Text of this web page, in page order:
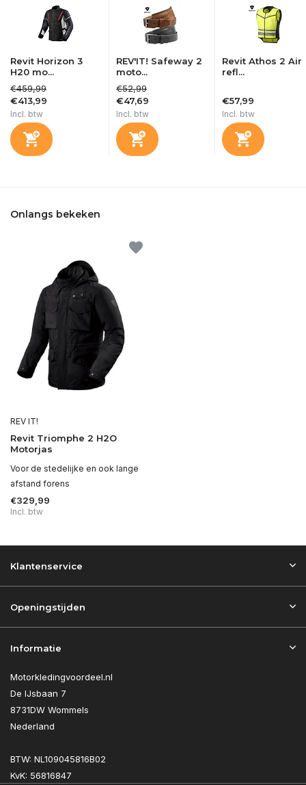
Revit Horizon 3
H20 mo...
€459,99
€413,99
Incl. btw
REV'IT! Safeway 2
moto...
€52,99
€47,69
Incl. btw
Revit Athos 2 Air
refl...
€57,99
Incl. btw
Onlangs bekeken
REV IT!
Revit Triomphe 2 H2O
Motorjas
Voor de stedelijke en ook lange
afstand forens
€329,99
Incl. btw
Klantenservice
Openingstijden
Informatie
Motorkledingvoordeel.nl
De IJsbaan 7
8731DW Wommels
Nederland
BTW: NL109045816B02
KvK: 56816847